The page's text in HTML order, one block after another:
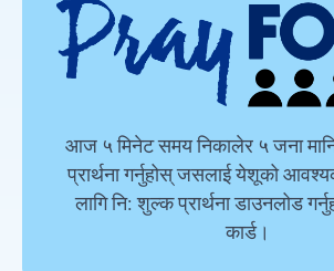
आज ५ मिनेट समय निकालेर ५ जना
प्रार्थना गर्नुहोस् जसलाई येशूको
लागि नि: शुल्क प्रार्थना डाउनलोड
कार्ड।